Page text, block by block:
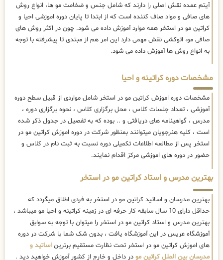
آیتم عمده نقش اصلی را دارند که شامل جنس و ضخامت مو ها، انواع روش
های صافی و مواد صاف کننده است که از ابتدا تا پایان دوره اموزشی احیا و
کراتین مو در استخر همه موارد آموزش داده می شود. چون در اکثر روش های
صافی مو، اتوکشی نقش مهمی دارد این امر هم از مبتدی تا پیشرفته با توجه
به انواع روش ها آموزش داده می شود.
مشخصات دوره کراتینه و احیا
مشخصات دوره اموزش کراتین مو در استخر شامل مواردی از قبیل سطح دوره
آموزشی ، تعداد جلسات کلاس ، محل برگزاری کلاس ، نحوه برگزاری دوره ،
مدرس ، گواهینامه های دریافتی و .. بوده که به تفصیل در جدول ذکر شده
است ، کلیه هنرجویان میتوانند بمنظور شرکت در دوره اموزش کراتین مو در
استخر پس از مطالعه اطلاعات تکمیلی دوره نسبت به ثبت نام در کلاس و
حضور در دوره های اموزشی مرکز اقدام نمایند.
بهترین مدرس و استاد کراتین مو در استخر
بهترین مدرسان و اساتید کراتین مو در استخر به فردی اطلاق میگردد که
حداقل دارای 10 سال سابقه کار حرفه ای در زمینه کراتینه و احیا مو میباشد ،
بهترین مدرس و استاد کراتین مو در استخر را میتوان با توجه به سوابق
آموزشگاه عریس در این آموزشگاه یافت ، بدون شک شما با شرکت در دوره
های اموزش کراتین مو در استخر تحت نظارت مستقیم برترین اساتید و
مدرسان بین الملل کراتین مو در داخل و خارج از کشور آموزش خواهید دید .